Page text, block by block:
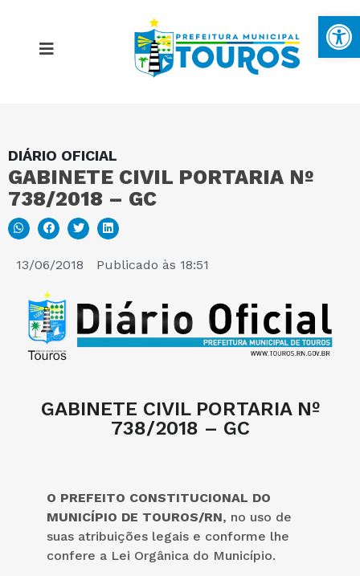
DIÁRIO OFICIAL
GABINETE CIVIL PORTARIA Nº
738/2018 – GC
13/06/2018 Publicado às 18:51
GABINETE CIVIL PORTARIA Nº
738/2018 – GC
O PREFEITO CONSTITUCIONAL DO
MUNICÍPIO DE TOUROS/RN, no uso de
suas atribuições legais e conforme lhe
confere a Lei Orgânica do Município.
MAPA DO SITE
PORTAL DA TRANSPARÊNCIA
E-SIC
PERGUNTAS FREQUENTES